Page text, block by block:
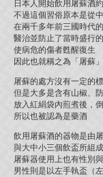
日本人開始飲用屠蘇酒
不過這個習俗原本是從
在兩千多年前三國時代
醫治並防止了當時盛行
使病危的傷者甦醒復生
因此也就稱之為「屠蘇」
屠蘇的處方沒有一定的
但是大多是含有山椒、
放入紅絹袋內煎煮後，
所以也被認為是藥酒
飲用屠蘇酒的器物是由
與大中小三個飲盃所組
屠蘇器使用上也有性別
男性則是以左手執盃（